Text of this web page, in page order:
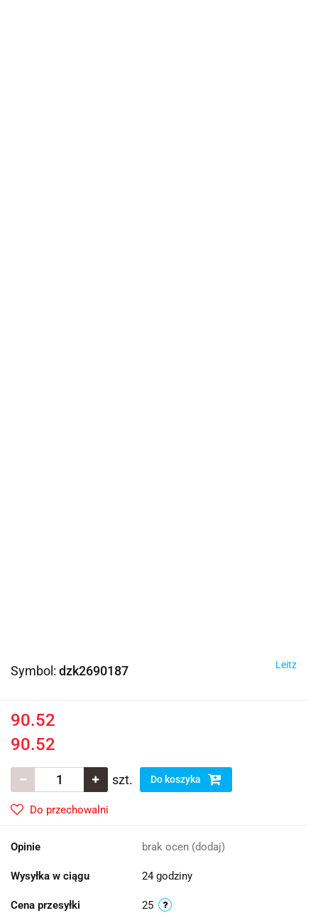
Symbol: dzk2690187 Leitz
90.52
90.52
szt. Do koszyka
Do przechowalni
Opinie brak ocen (dodaj)
Wysyłka w ciągu 24 godziny
Cena przesyłki 25